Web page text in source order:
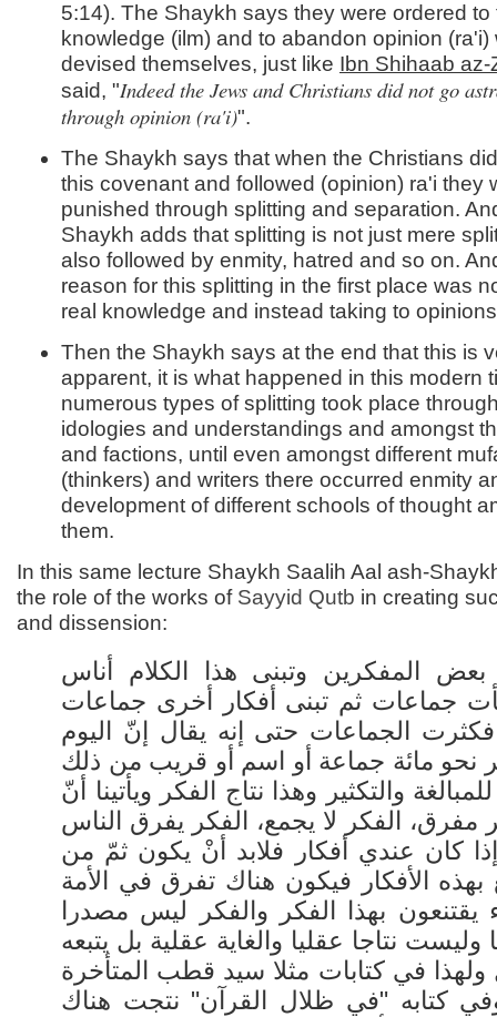
5:14). The Shaykh says they were ordered to
knowledge (ilm) and to abandon opinion (ra'i)
devised themselves, just like Ibn Shihaab az-
said, "Indeed the Jews and Christians did not go
through opinion (ra'i)".
The Shaykh says that when the Christians
this covenant and followed (opinion) ra'i they
punished through splitting and separation.
Shaykh adds that splitting is not just mere
also followed by enmity, hatred and so on.
reason for this splitting in the first place was
real knowledge and instead taking to
Then the Shaykh says at the end that this is
apparent, it is what happened in this modern
numerous types of splitting took place
idologies and understandings and amongst
and factions, until even amongst different
(thinkers) and writers there occurred enmity
development of different schools of thought
them.
In this same lecture Shaykh Saalih Aal ash-
the role of the works of Sayyid Qutb in creating
and dissension:
بعض المفكرين وتبنى هذا الكلام أناس
جماعات ثم تبنى أفكار أخرى جماعات
الجماعات حتى إنه يقال إنّ اليوم
نحو مائة جماعة أو اسم أو قريب من ذلك
والتكثير وهذا نتاج الفكر ويأتينا أنّ
مفرق، الفكر لا يجمع، الفكر يفرق الناس
إذا كان عندي أفكار فلابد أنْ يكون ثمّ من
بهذه الأفكار فيكون هناك تفرق في الأمة
يقتنعون بهذا الفكر والفكر ليس مصدرا
وليست نتاجا عقليا والغاية عقلية بل يتبعه
في كتابات مثلا سيد قطب المتأخرة
كتابه "في ظلال القرآن" نتجت هناك